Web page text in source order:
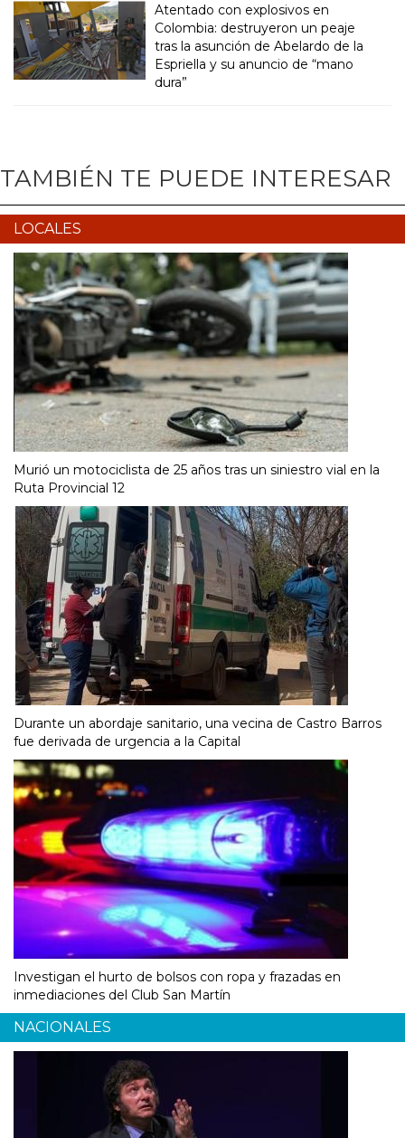
Atentado con explosivos en
Colombia: destruyeron un peaje
tras la asunción de Abelardo de la
Espriella y su anuncio de “mano
dura”
TAMBIÉN TE PUEDE INTERESAR
LOCALES
Murió un motociclista de 25 años tras un siniestro vial en la
Ruta Provincial 12
Durante un abordaje sanitario, una vecina de Castro Barros
fue derivada de urgencia a la Capital
Investigan el hurto de bolsos con ropa y frazadas en
inmediaciones del Club San Martín
NACIONALES